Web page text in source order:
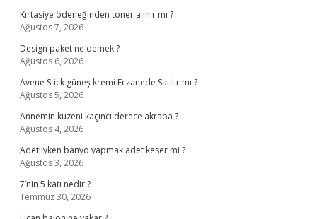
Kırtasiye ödeneğinden toner alınır mı ?
Ağustos 7, 2026
Design paket ne demek ?
Ağustos 6, 2026
Avene Stick güneş kremi Eczanede Satılır mı ?
Ağustos 5, 2026
Annemin kuzeni kaçıncı derece akraba ?
Ağustos 4, 2026
Adetliyken banyo yapmak adet keser mi ?
Ağustos 3, 2026
7’nin 5 katı nedir ?
Temmuz 30, 2026